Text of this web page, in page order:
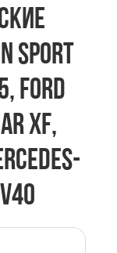
SPORT
FORD
XF,